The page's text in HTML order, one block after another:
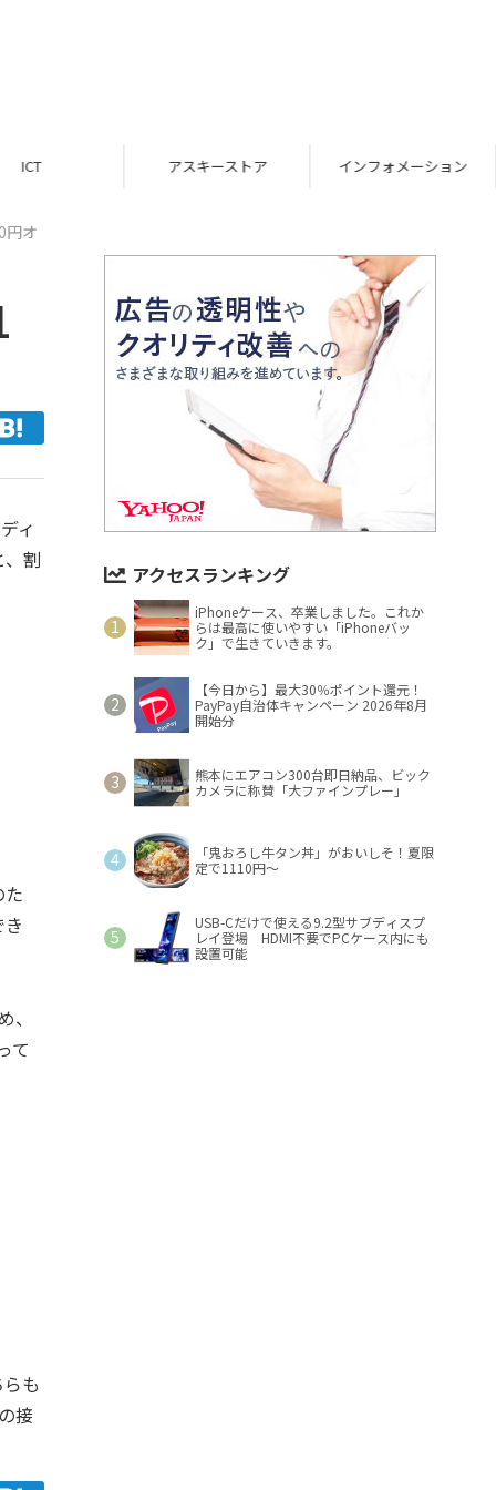
ICT アスキーストア インフォメーション
円オ
ィ
割
て
も
接
アクセスランキング
iPhoneケース、卒業しました。これか
らは最高に使いやすい「iPhoneバッ
ク」で生きていきます。
【今日から】最大30％ポイント還元！
PayPay自治体キャンペーン 2026年8月
開始分
熊本にエアコン300台即日納品、ビック
カメラに称賛「大ファインプレー」
「鬼おろし牛タン丼」がおいしそ！夏限
定で1110円～
USB-Cだけで使える9.2型サブディスプ
レイ登場 HDMI不要でPCケース内にも
設置可能